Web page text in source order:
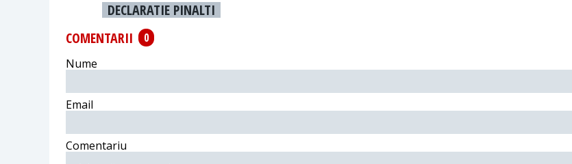
DECLARATIE PINALTI
COMENTARII
0
Nume
Email
Comentariu